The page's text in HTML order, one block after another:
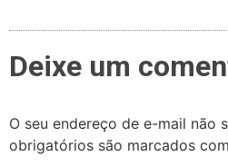
Deixe um
O seu endereço de e-mail não
obrigatórios são marcados com